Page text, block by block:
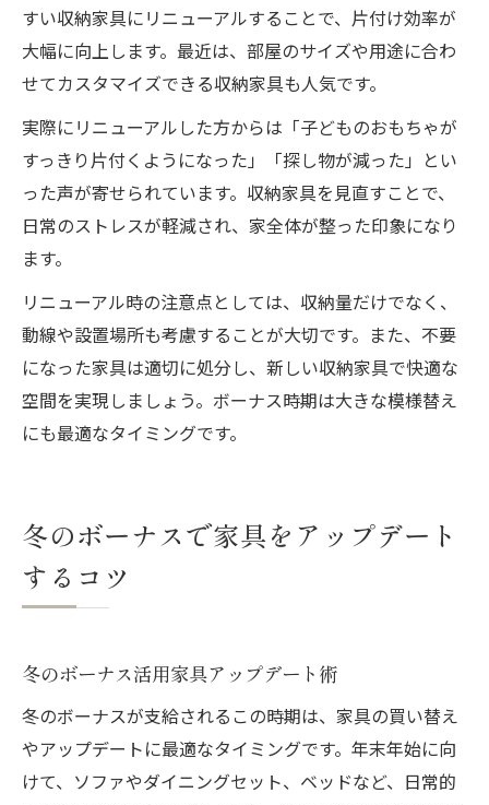
すい収納家具にリニューアルすることで、片付け効率が
大幅に向上します。最近は、部屋のサイズや用途に合わ
せてカスタマイズできる収納家具も人気です。
実際にリニューアルした方からは「子どものおもちゃが
すっきり片付くようになった」「探し物が減った」とい
った声が寄せられています。収納家具を見直すことで、
日常のストレスが軽減され、家全体が整った印象になり
ます。
リニューアル時の注意点としては、収納量だけでなく、
動線や設置場所も考慮することが大切です。また、不要
になった家具は適切に処分し、新しい収納家具で快適な
空間を実現しましょう。ボーナス時期は大きな模様替え
にも最適なタイミングです。
冬のボーナスで家具をアップデート
するコツ
冬のボーナス活用家具アップデート術
冬のボーナスが支給されるこの時期は、家具の買い替え
やアップデートに最適なタイミングです。年末年始に向
けて、ソファやダイニングセット、ベッドなど、日常的